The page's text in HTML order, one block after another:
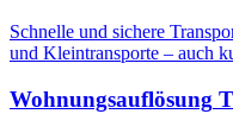
Schnelle und sichere
und Kleintransporte – auch
Wohnungsauflösung